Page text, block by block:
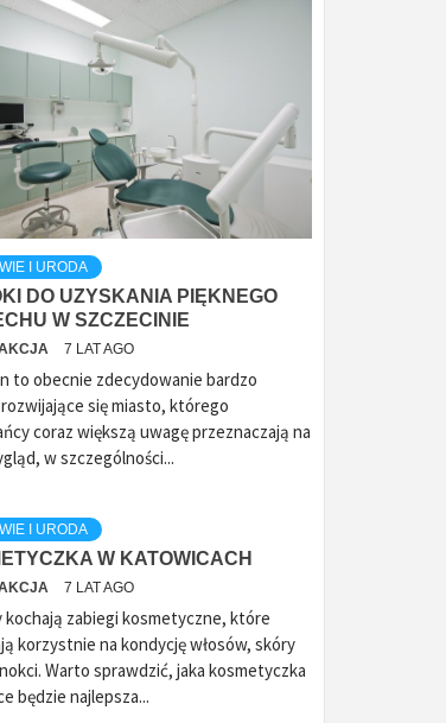
I URODA
DO UZYSKANIA PIĘKNEGO
W SZCZECINIE
7 LAT AGO
to obecnie zdecydowanie bardzo
się miasto, którego
coraz większą uwagę przeznaczają na
w szczególności...
I URODA
W KATOWICACH
7 LAT AGO
kochają zabiegi kosmetyczne, które
korzystnie na kondycję włosów, skóry
Warto sprawdzić, jaka kosmetyczka
będzie najlepsza...